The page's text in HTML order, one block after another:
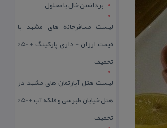
برداشتن خال با محلول
لیست مسافرخانه های مشهد با
قیمت ارزان + داری پارکینگ + 50%
تخفیف
لیست هتل آپارتمان های مشهد در
هتل خیابان طبرسی و فلکه آب + 50%
تخفیف